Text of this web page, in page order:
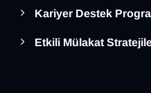
Kariyer Destek
Etkili Mülakat